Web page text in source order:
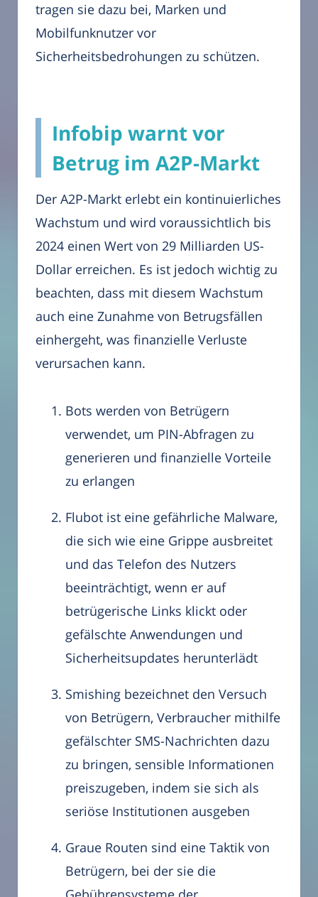
tragen sie dazu bei, Marken und
Mobilfunknutzer vor
Sicherheitsbedrohungen zu schützen.
Infobip warnt vor
Betrug im A2P-Markt
Der A2P-Markt erlebt ein kontinuierliches
Wachstum und wird voraussichtlich bis
2024 einen Wert von 29 Milliarden US-
Dollar erreichen. Es ist jedoch wichtig zu
beachten, dass mit diesem Wachstum
auch eine Zunahme von Betrugsfällen
einhergeht, was finanzielle Verluste
verursachen kann.
Bots werden von Betrügern
verwendet, um PIN-Abfragen zu
generieren und finanzielle Vorteile
zu erlangen
Flubot ist eine gefährliche Malware,
die sich wie eine Grippe ausbreitet
und das Telefon des Nutzers
beeinträchtigt, wenn er auf
betrügerische Links klickt oder
gefälschte Anwendungen und
Sicherheitsupdates herunterlädt
Smishing bezeichnet den Versuch
von Betrügern, Verbraucher mithilfe
gefälschter SMS-Nachrichten dazu
zu bringen, sensible Informationen
preiszugeben, indem sie sich als
seriöse Institutionen ausgeben
Graue Routen sind eine Taktik von
Betrügern, bei der sie die